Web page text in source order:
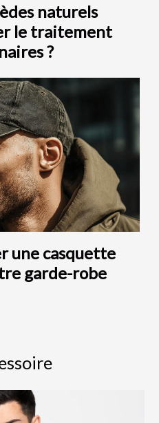
naturels
le traitement
?
une casquette
garde-robe